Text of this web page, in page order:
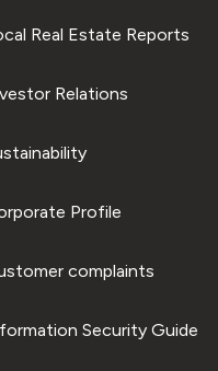
Real Estate Reports
Relations
Profile
complaints
Security Guide